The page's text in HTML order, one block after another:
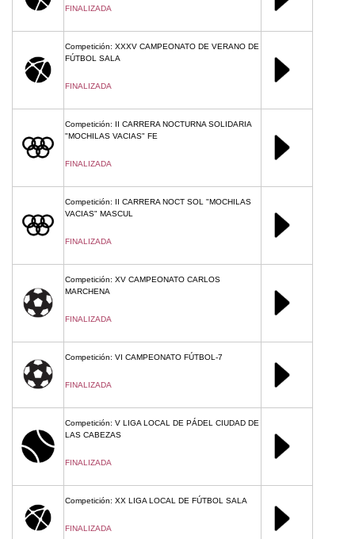
FINALIZADA
Competición: XXXV CAMPEONATO DE VERANO DE
FÚTBOL SALA
FINALIZADA
Competición: II CARRERA NOCTURNA SOLIDARIA
"MOCHILAS VACIAS" FE
FINALIZADA
Competición: II CARRERA NOCT SOL "MOCHILAS
VACIAS" MASCUL
FINALIZADA
Competición: XV CAMPEONATO CARLOS
MARCHENA
FINALIZADA
Competición: VI CAMPEONATO FÚTBOL-7
FINALIZADA
Competición: V LIGA LOCAL DE PÁDEL CIUDAD DE
LAS CABEZAS
FINALIZADA
Competición: XX LIGA LOCAL DE FÚTBOL SALA
FINALIZADA